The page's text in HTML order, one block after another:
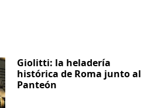
Giolitti: la heladería
histórica de Roma junto al
Panteón